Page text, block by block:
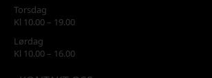
Torsdag
Kl 10.00 – 19.00
Lørdag
Kl 10.00 – 16.00